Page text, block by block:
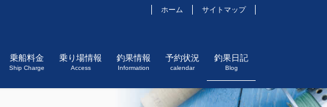
ホーム サイトマップ
乗船料金
Ship Charge
乗り場情報
Access
釣果情報
Information
予約状況
calendar
釣果日記
Blog